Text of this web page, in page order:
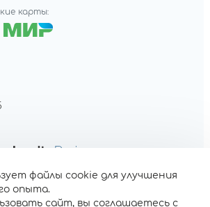
карты:
файлы cookie для улучшения
опыта.
сайт, вы соглашаетесь с